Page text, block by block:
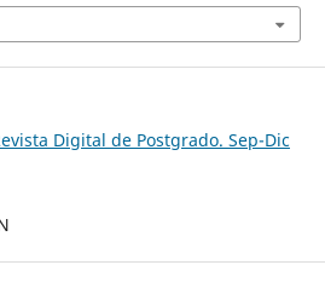
Digital de Postgrado. Sep-Dic